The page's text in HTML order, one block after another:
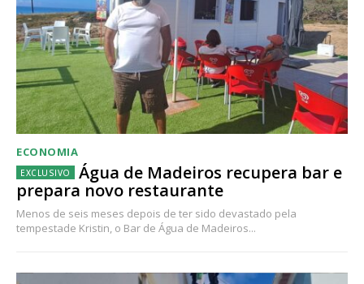
ECONOMIA
Água de Madeiros recupera bar e
prepara novo restaurante
Menos de seis meses depois de ter sido devastado pela
tempestade Kristin, o Bar de Água de Madeiros...